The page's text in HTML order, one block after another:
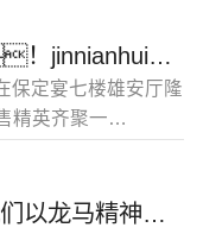
誓师燃斗志，决胜2026！jinnianhui今年会电气销售誓师大会圆满举行
定宴七楼雄安厅隆
英齐聚一
开工第一课 | 2026，让我们以龙马精神，共创辉煌！